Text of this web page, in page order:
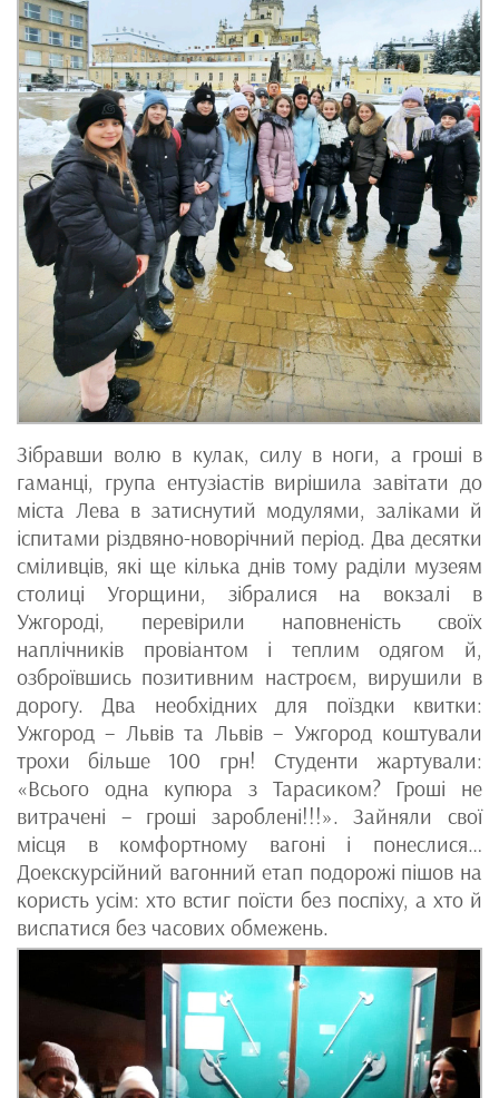
Зібравши волю в кулак, силу в ноги, а гроші в
гаманці, група ентузіастів вирішила завітати до
міста Лева в затиснутий модулями, заліками й
іспитами різдвяно-новорічний період. Два десятки
сміливців, які ще кілька днів тому раділи музеям
столиці Угорщини, зібралися на вокзалі в
Ужгороді, перевірили наповненість своїх
наплічників провіантом і теплим одягом й,
озброївшись позитивним настроєм, вирушили в
дорогу. Два необхідних для поїздки квитки:
Ужгород – Львів та Львів – Ужгород коштували
трохи більше 100 грн! Студенти жартували:
«Всього одна купюра з Тарасиком? Гроші не
витрачені – гроші зароблені!!!». Зайняли свої
місця в комфортному вагоні і понеслися…
Доекскурсійний вагонний етап подорожі пішов на
користь усім: хто встиг поїсти без поспіху, а хто й
виспатися без часових обмежень.